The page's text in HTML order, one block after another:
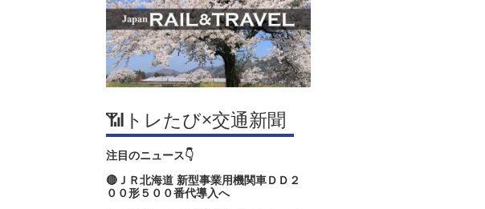
📶トレたび×交通新聞
注目のニュース👇
🔴ＪＲ北海道 新型事業用機関車ＤＤ２
００形５００番代導入へ